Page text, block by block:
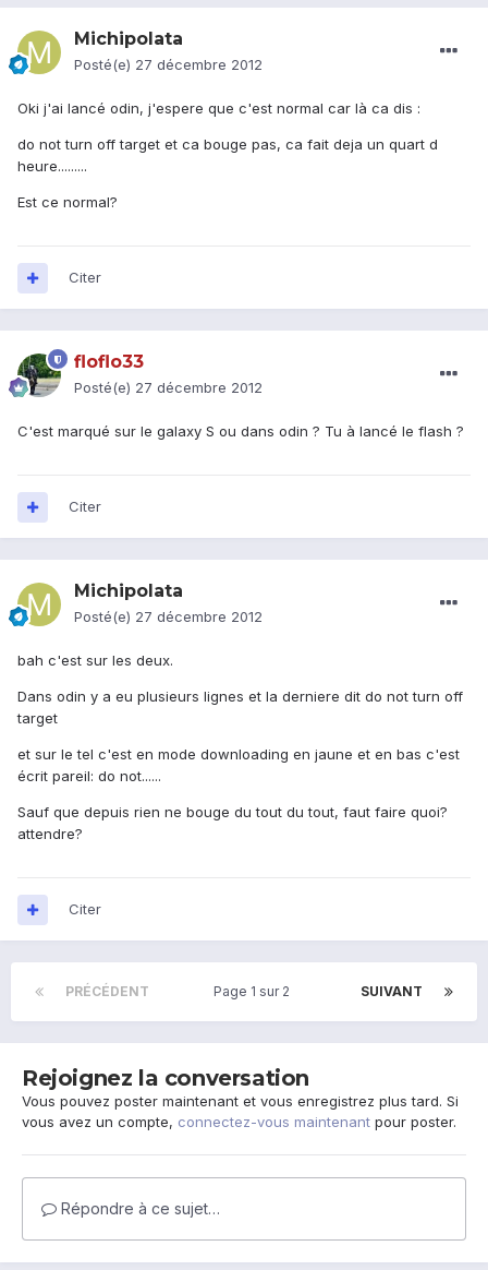
Michipolata
Posté(e) 27 décembre 2012
Oki j'ai lancé odin, j'espere que c'est normal car là ca dis :
do not turn off target et ca bouge pas, ca fait deja un quart d
heure.........
Est ce normal?
Citer
floflo33
Posté(e) 27 décembre 2012
C'est marqué sur le galaxy S ou dans odin ? Tu à lancé le flash ?
Citer
Michipolata
Posté(e) 27 décembre 2012
bah c'est sur les deux.
Dans odin y a eu plusieurs lignes et la derniere dit do not turn off
target
et sur le tel c'est en mode downloading en jaune et en bas c'est
écrit pareil: do not......
Sauf que depuis rien ne bouge du tout du tout, faut faire quoi?
attendre?
Citer
PRÉCÉDENT SUIVANT
Page 1 sur 2
Rejoignez la conversation
Vous pouvez poster maintenant et vous enregistrez plus tard. Si
vous avez un compte, connectez-vous maintenant pour poster.
Répondre à ce sujet…